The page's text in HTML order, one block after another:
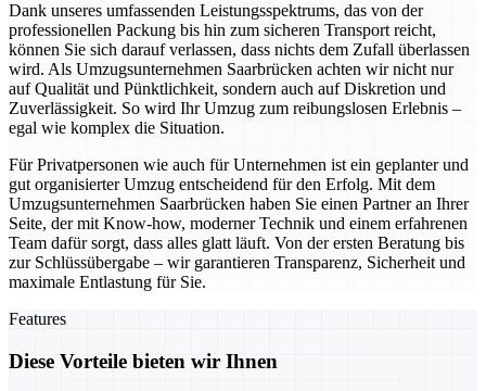
Dank unseres umfassenden Leistungsspektrums, das von der
professionellen Packung bis hin zum sicheren Transport reicht,
können Sie sich darauf verlassen, dass nichts dem Zufall überlassen
wird. Als Umzugsunternehmen Saarbrücken achten wir nicht nur
auf Qualität und Pünktlichkeit, sondern auch auf Diskretion und
Zuverlässigkeit. So wird Ihr Umzug zum reibungslosen Erlebnis –
egal wie komplex die Situation.
Für Privatpersonen wie auch für Unternehmen ist ein geplanter und
gut organisierter Umzug entscheidend für den Erfolg. Mit dem
Umzugsunternehmen Saarbrücken haben Sie einen Partner an Ihrer
Seite, der mit Know-how, moderner Technik und einem erfahrenen
Team dafür sorgt, dass alles glatt läuft. Von der ersten Beratung bis
zur Schlüssübergabe – wir garantieren Transparenz, Sicherheit und
maximale Entlastung für Sie.
Features
Diese Vorteile bieten wir Ihnen